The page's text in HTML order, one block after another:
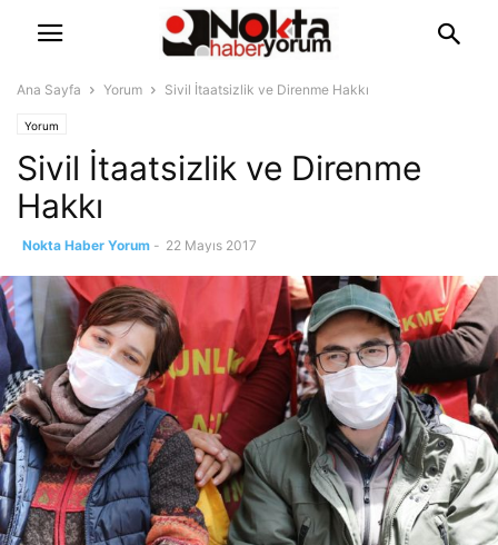
Ana Sayfa Yorum Sivil İtaatsizlik ve Direnme Hakkı
Yorum
Sivil İtaatsizlik ve Direnme
Hakkı
Nokta Haber Yorum - 22 Mayıs 2017